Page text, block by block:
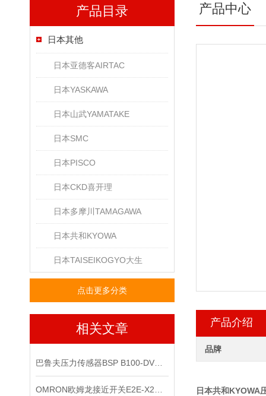
产品目录
日本其他
日本亚德客AIRTAC
日本YASKAWA
日本山武YAMATAKE
日本SMC
日本PISCO
日本CKD喜开理
日本多摩川TAMAGAWA
日本共和KYOWA
日本TAISEIKOGYO大生
点击更多分类
相关文章
产品中心
产品介绍
品牌
日本共和KYOWA